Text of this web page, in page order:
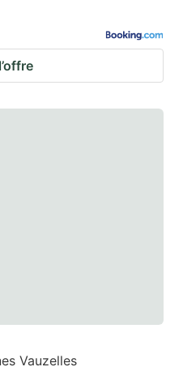
Vauzelles